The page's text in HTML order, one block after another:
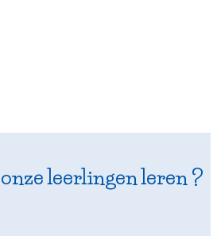
leerlingen leren ?